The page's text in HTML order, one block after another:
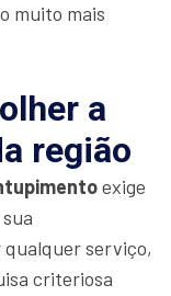
muito mais
a
região
exige
serviço,
criteriosa